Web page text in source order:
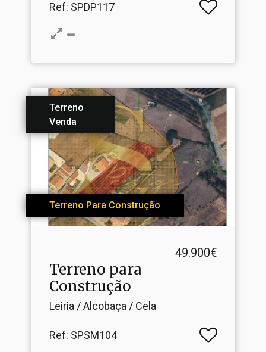
Ref: SPDP117
Terreno
Venda
Terreno Para Construção
49.900€
Terreno para
Construção
Leiria / Alcobaça / Cela
Ref: SPSM104